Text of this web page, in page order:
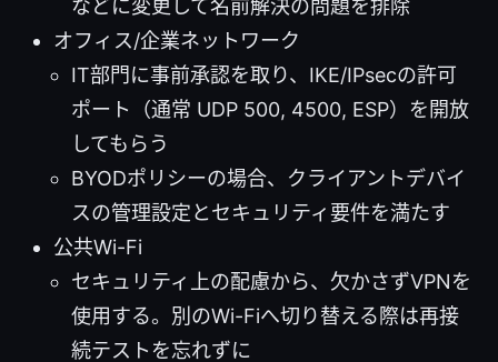
などに変更して名前解決の問題を排除
オフィス/企業ネットワーク
IT部門に事前承認を取り、IKE/IPsecの許可
ポート（通常 UDP 500, 4500, ESP）を開放
してもらう
BYODポリシーの場合、クライアントデバイ
スの管理設定とセキュリティ要件を満たす
公共Wi-Fi
セキュリティ上の配慮から、欠かさずVPNを
使用する。別のWi-Fiへ切り替える際は再接
続テストを忘れずに